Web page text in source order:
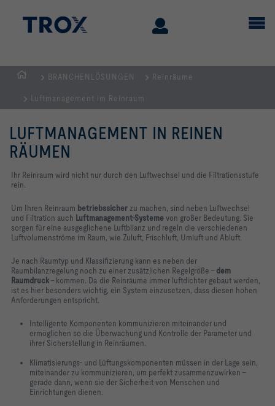
BRANCHENLÖSUNGEN Reinräume
Luftmanagement im Reinraum
LUFTMANAGEMENT IN REINEN
RÄUMEN
Ihr Reinraum wird nicht nur durch den Luftwechsel und die Filtrationsstufe
rein.
Um Ihren Reinraum betriebssicher zu machen, sind neben Luftwechsel
und Filtration auch Luftmanagement-Systemevon großer Bedeutung. Sie
sorgen für eine ausgeglichene Luftbilanz und regeln die verschiedenen
Luftvolumenströme im Raum, wie Zuluft, Frischluft, Umluft und Abluft.
Je nach Raumtyp und Klassifizierung kann es neben der
Raumbilanzregelung noch zu einer zusätzlichen Regelgröße –dem
Raumdruck– kommen. Da die Reinräume immer luftdichter gebaut werden,
ist es hier besonders wichtig, ein System einzusetzen, dass diesen hohen
Anforderungen entspricht.
Intelligente Komponenten kommunizieren miteinander und
ermöglichen so die Überwachung und Kontrolle der Parameter und
ihrer Sicherstellung in Reinräumen.
Klimatisierungs- und Lüftungskomponenten müssen in der Lage sein,
miteinander zu kommunizieren, um perfekt zusammenzuwirken –
gerade dann, wenn sie der Sicherheit von Menschen und
Einrichtungen dienen.